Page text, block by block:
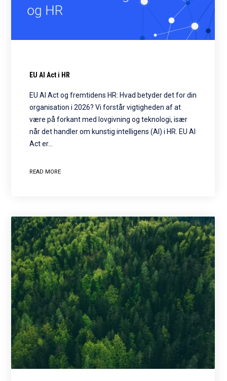
EU AI Act i HR
EU AI Act og fremtidens HR: Hvad betyder det for din
organisation i 2026? Vi forstår vigtigheden af at
være på forkant med lovgivning og teknologi, især
når det handler om kunstig intelligens (AI) i HR. EU AI
Act er…
READ MORE